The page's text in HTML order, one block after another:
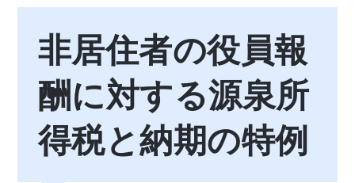
非居住者の役員報
酬に対する源泉所
得税と納期の特例